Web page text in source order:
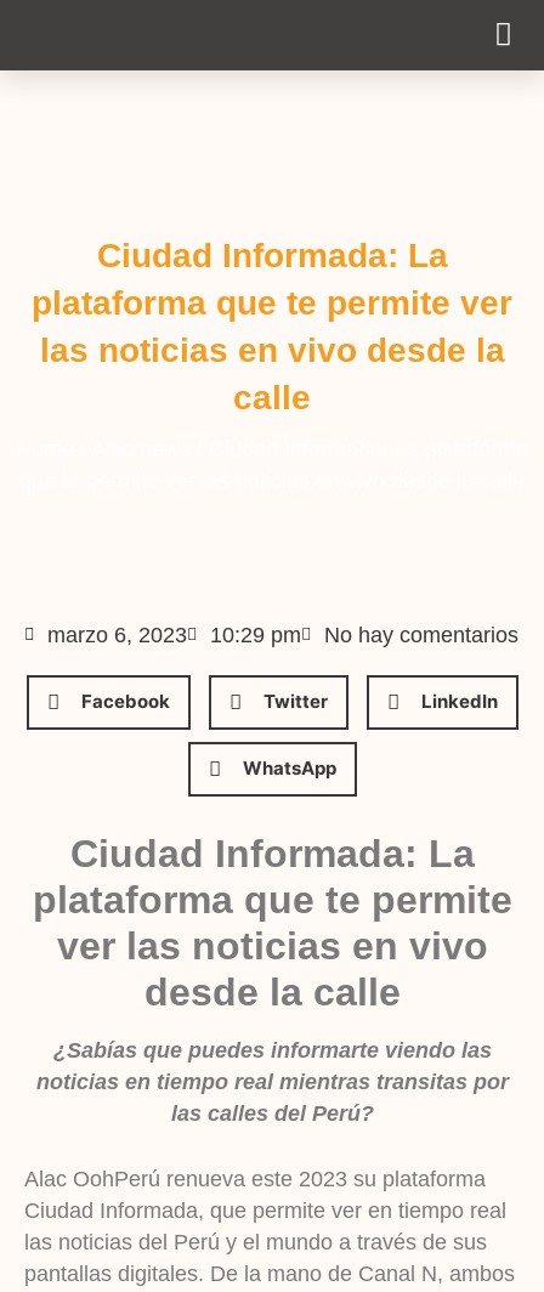
Ciudad Informada: La
plataforma que te permite ver
las noticias en vivo desde la
calle
marzo 6, 2023 10:29 pm No hay comentarios
Facebook Twitter LinkedIn
WhatsApp
Ciudad Informada: La
plataforma que te permite
ver las noticias en vivo
desde la calle
¿Sabías que puedes informarte viendo las
noticias en tiempo real mientras transitas por
las calles del Perú?
Alac OohPerú renueva este 2023 su plataforma
Ciudad Informada, que permite ver en tiempo real
las noticias del Perú y el mundo a través de sus
pantallas digitales. De la mano de Canal N, ambos